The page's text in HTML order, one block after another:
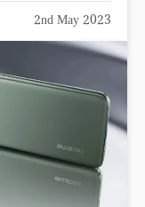
2nd May 2023